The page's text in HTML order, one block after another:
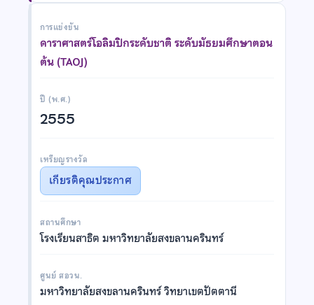
การแข่งขัน
ดาราศาสตร์โอลิมปิกระดับชาติ ระดับมัธยมศึกษาตอน
ต้น (TAOJ)
ปี (พ.ศ.)
2555
เหรียญรางวัล
เกียรติคุณประกาศ
สถานศึกษา
โรงเรียนสาธิต มหาวิทยาลัยสงขลานครินทร์
ศูนย์ สอวน.
มหาวิทยาลัยสงขลานครินทร์ วิทยาเขตปัตตานี